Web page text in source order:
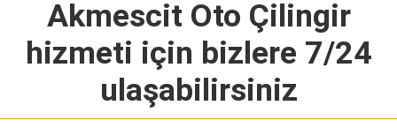
Akmescit Oto Çilingir
hizmeti için bizlere 7/24
ulaşabilirsiniz